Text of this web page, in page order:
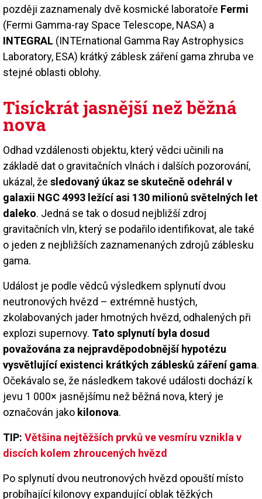
později zaznamenaly dvě kosmické laboratoře Fermi
(Fermi Gamma-ray Space Telescope, NASA) a
INTEGRAL (INTErnational Gamma Ray Astrophysics
Laboratory, ESA) krátký záblesk záření gama zhruba ve
stejné oblasti oblohy.
Tisíckrát jasnější než běžná
nova
Odhad vzdálenosti objektu, který vědci učinili na
základě dat o gravitačních vlnách i dalších pozorování,
ukázal, že sledovaný úkaz se skutečně odehrál v
galaxii NGC 4993 ležící asi 130 milionů světelných let
daleko. Jedná se tak o dosud nejbližší zdroj
gravitačních vln, který se podařilo identifikovat, ale také
o jeden z nejbližších zaznamenaných zdrojů záblesku
gama.
Událost je podle vědců výsledkem splynutí dvou
neutronových hvězd – extrémně hustých,
zkolabovaných jader hmotných hvězd, odhalených při
explozi supernovy. Tato splynutí byla dosud
považována za nejpravděpodobnější hypotézu
vysvětlující existenci krátkých záblesků záření gama.
Očekávalo se, že následkem takové události dochází k
jevu 1 000× jasnějšímu než běžná nova, který je
označován jako kilonova.
TIP: Většina nejtěžších prvků ve vesmíru vznikla v
discích kolem zhroucených hvězd
Po splynutí dvou neutronových hvězd opouští místo
probíhající kilonovy expandující oblak těžkých